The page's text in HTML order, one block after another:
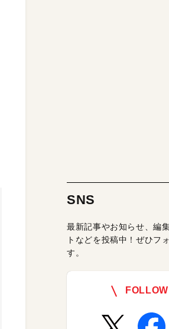
SNS
最新記事やお知らせ、編
トなどを投稿中！ぜひフ
す。